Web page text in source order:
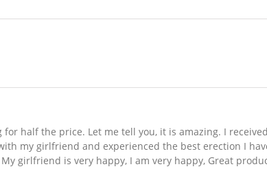
half the price. Let me tell you, it is amazing. I
my girlfriend and experienced the best erection I
girlfriend is very happy, I am very happy, Great